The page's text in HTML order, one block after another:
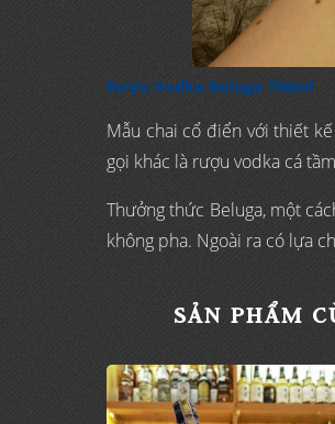
Rượu Vodka Beluga 750ml
Mẫu chai cổ điển với thiết
gọi khác là rượu vodka cá
Thưởng thức Beluga, một
không pha. Ngoài ra có lựa
SẢN PHẨM